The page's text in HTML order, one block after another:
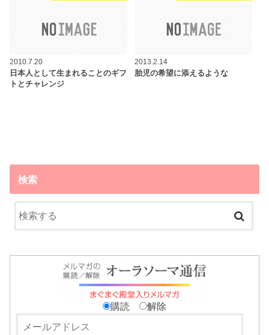
2010.7.20
日本人として生まれることのギフ
トとチャレンジ
2013.2.14
胎児の希望に添えるような
検索
購読 解除